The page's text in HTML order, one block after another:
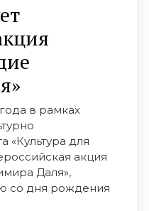
в рамках
«Культура для
акция
Даля»,
со дня рождения